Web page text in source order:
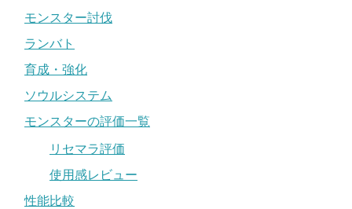
モンスター討伐
ランバト
育成・強化
ソウルシステム
モンスターの評価一覧
リセマラ評価
使用感レビュー
性能比較